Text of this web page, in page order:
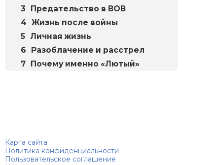
Предательство в ВОВ
Жизнь после войны
Личная жизнь
Разоблачение и расстрел
Почему именно «Лютый»
Карта сайта
Политика конфиденциальности
Пользовательское соглашение